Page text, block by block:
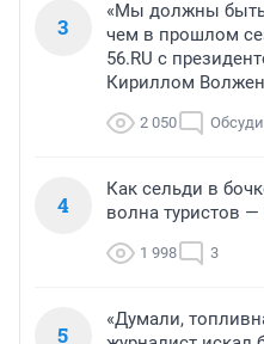
3
«Мы должны
чем в прошлом
56.RU с
Кириллом
2 050
4
Как сельди в
волна туристов
1 998 3
5
«Думали,